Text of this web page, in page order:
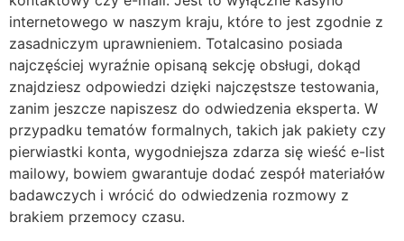
internetowego w naszym kraju, które to jest zgodnie z
zasadniczym uprawnieniem. Totalcasino posiada
najczęściej wyraźnie opisaną sekcję obsługi, dokąd
znajdziesz odpowiedzi dzięki najczęstsze testowania,
zanim jeszcze napiszesz do odwiedzenia eksperta. W
przypadku tematów formalnych, takich jak pakiety czy
pierwiastki konta, wygodniejsza zdarza się wieść e-list
mailowy, bowiem gwarantuje dodać zespół materiałów
badawczych i wrócić do odwiedzenia rozmowy z
brakiem przemocy czasu.